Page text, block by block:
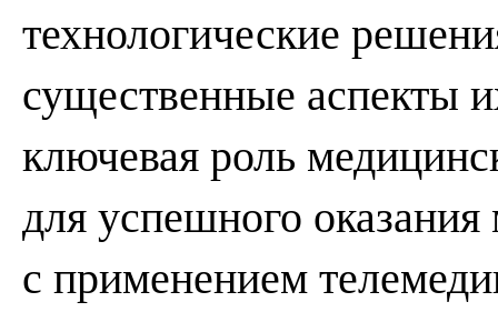
технологические
существенные аспекты
ключевая роль
для успешного
с применением